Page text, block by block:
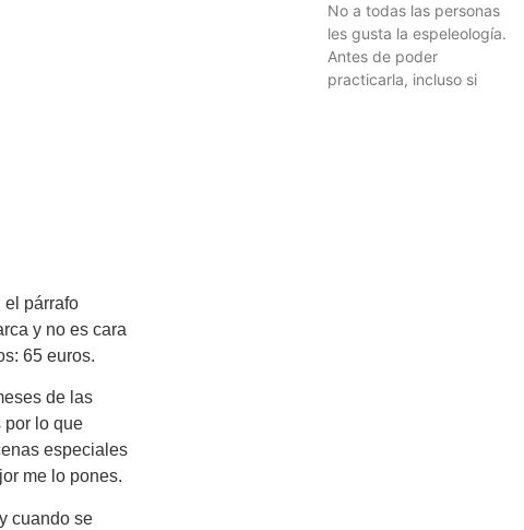
el párrafo
y no es cara
65 euros.
de las
por lo que
especiales
me lo pones.
cuando se
No a todas las personas
les gusta la espeleología.
Antes de poder
practicarla, incluso si